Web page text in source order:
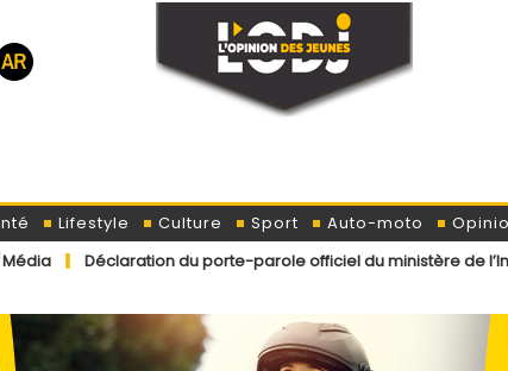
Lifestyle Culture Sport Auto-moto
du porte-parole officiel du ministère de l’Intérieur